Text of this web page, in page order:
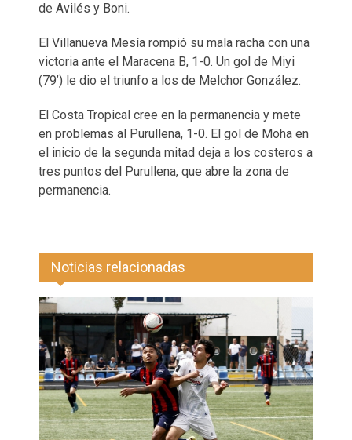
de Avilés y Boni.
El Villanueva Mesía rompió su mala racha con una
victoria ante el Maracena B, 1-0. Un gol de Miyi
(79’) le dio el triunfo a los de Melchor González.
El Costa Tropical cree en la permanencia y mete
en problemas al Purullena, 1-0. El gol de Moha en
el inicio de la segunda mitad deja a los costeros a
tres puntos del Purullena, que abre la zona de
permanencia.
Noticias relacionadas